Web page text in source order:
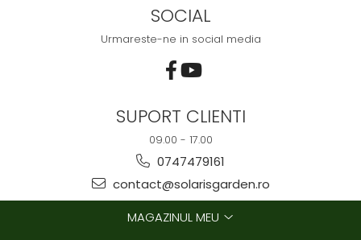
SOCIAL
Urmareste-ne in social media
SUPORT CLIENTI
09.00 - 17.00
0747479161
contact@solarisgarden.ro
MAGAZINUL MEU